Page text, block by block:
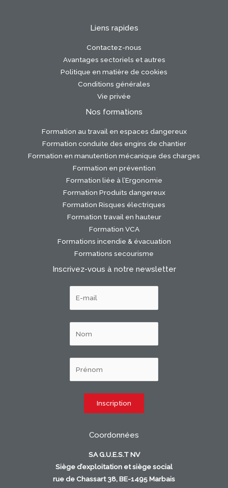
Liens rapides
Contactez-nous
Avantages sectoriels et autres
Politique en matière de cookies
Conditions générales
Vie privée
Nos formations
Formation au travail en espaces dangereux
Formation conduite des engins de chantier
Formation en manutention mécanique des charges
Formation en prévention
Formation liée à l’Ergonomie
Formation Produits dangereux
Formation Risques électriques
Formation travail en hauteur
Formation VCA
Formations incendie & évacuation
Formations secourisme
Inscrivez-vous à notre newsletter
Coordonnées
SA G.U.E.S.T NV
Siège d’exploitation et siège social
rue de Chassart 38, BE-1495 Marbais